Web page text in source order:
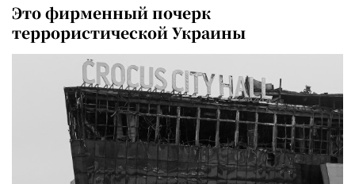
Это фирменный почерк
террористической Украины